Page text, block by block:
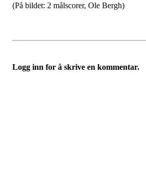
(På bildet: 2 målscorer, Ole Bergh)
Logg inn for å skrive en kommentar.